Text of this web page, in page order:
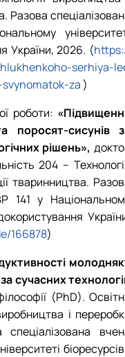
Разова
України, 2026. (
serhiya-
za)
роботи:
поросят-сисунів
рішень»,
204 –
тваринництва.
141 у
166878)
сучасних
(PhD).
і
спеціалізована
біоресурсів